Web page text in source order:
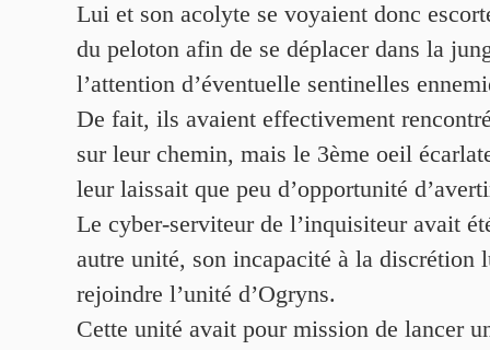
Lui et son acolyte se voyaient donc
du peloton afin de se déplacer dans la
l’attention d’éventuelle sentinelles
De fait, ils avaient effectivement
sur leur chemin, mais le 3ème oeil
leur laissait que peu d’opportunité
Le cyber-serviteur de l’inquisiteur avait
autre unité, son incapacité à la discrétion
rejoindre l’unité d’Ogryns.
Cette unité avait pour mission de lancer